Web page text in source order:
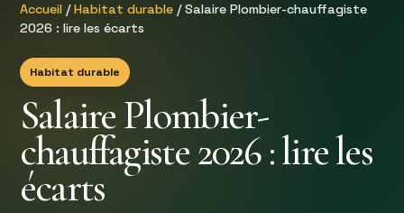
Accueil /Habitat durable / Salaire Plombier-chauffagiste
2026 : lire les écarts
Habitat durable
Salaire Plombier-
chauffagiste 2026 : lire les
écarts